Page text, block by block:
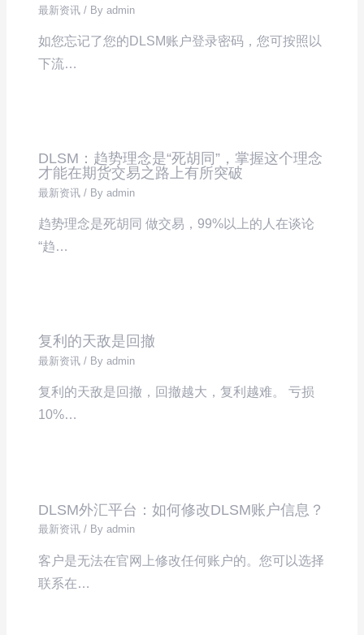
最新资讯 / Byadmin
如您忘记了您的DLSM账户登录密码，您可按照以
下流…
DLSM：趋势理念是“死胡同”，掌握这个理念
才能在期货交易之路上有所突破
最新资讯 / Byadmin
趋势理念是死胡同 做交易，99%以上的人在谈论
“趋…
复利的天敌是回撤
最新资讯 / Byadmin
复利的天敌是回撤，回撤越大，复利越难。 亏损
10%…
DLSM外汇平台：如何修改DLSM账户信息？
最新资讯 / Byadmin
客户是无法在官网上修改任何账户的。您可以选择
联系在…